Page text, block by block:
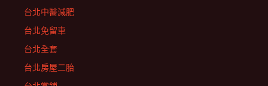
台北中醫減肥
台北免留車
台北全套
台北房屋二胎